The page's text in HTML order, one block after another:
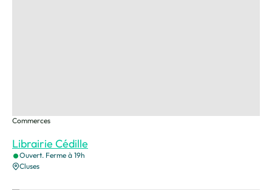
Librairie Cédille
Commerces
Ouvert. Ferme à 19h
Cluses